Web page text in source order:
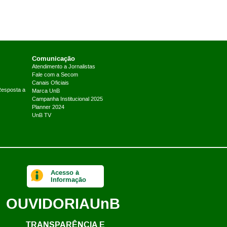
a
Comunicação
Atendimento a Jornalistas
Fale com a Secom
Canais Oficiais
Marca UnB
Campanha Institucional 2025
Planner 2024
UnB TV
Acesso à
Informação
OUVIDORIAUnB
TRANSPARÊNCIA E